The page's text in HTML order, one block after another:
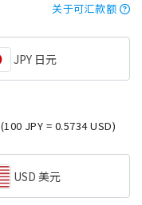
关于可汇款额
JPY 日元
(100 JPY = 0.5734 USD)
USD 美元